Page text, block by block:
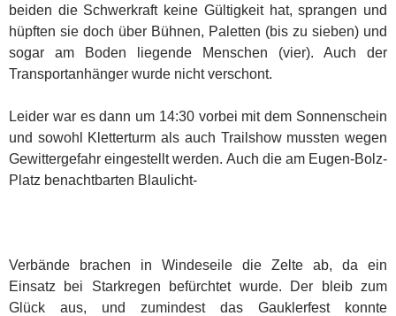
beiden die Schwerkraft keine Gültigkeit hat, sprangen und
hüpften sie doch über Bühnen, Paletten (bis zu sieben) und
sogar am Boden liegende Menschen (vier). Auch der
Transportanhänger wurde nicht verschont.
Leider war es dann um 14:30 vorbei mit dem Sonnenschein
und sowohl Kletterturm als auch Trailshow mussten wegen
Gewittergefahr eingestellt werden. Auch die am Eugen-Bolz-
Platz benachtbarten Blaulicht-
Verbände brachen in Windeseile die Zelte ab, da ein
Einsatz bei Starkregen befürchtet wurde. Der bleib zum
Glück aus, und zumindest das Gauklerfest konnte